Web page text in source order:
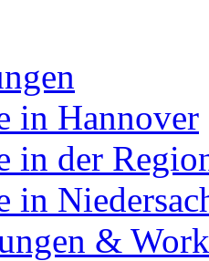
in Hannover
in der
in
&